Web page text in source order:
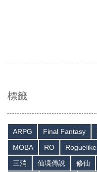
標籤
ARPG Final Fantasy
MOBA
RO Roguelike
三消
仙境傳說 修仙